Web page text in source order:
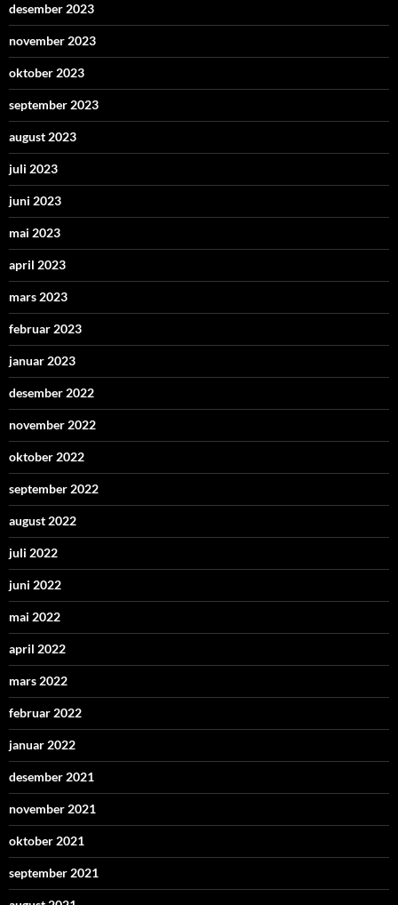
desember 2023
november 2023
oktober 2023
september 2023
august 2023
juli 2023
juni 2023
mai 2023
april 2023
mars 2023
februar 2023
januar 2023
desember 2022
november 2022
oktober 2022
september 2022
august 2022
juli 2022
juni 2022
mai 2022
april 2022
mars 2022
februar 2022
januar 2022
desember 2021
november 2021
oktober 2021
september 2021